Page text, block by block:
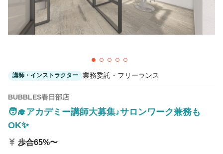
講師・インストラクター 業務委託・フリーランス
BUBBLES春日部店
🧑‍🎓アカデミー講師大募集♪サロンワーク兼務も
OK✨
歩合65%〜